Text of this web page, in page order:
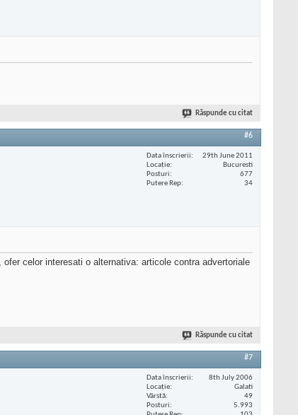
Răspunde cu citat
#6
Data înscrierii
29th June 2011
Locaţie
Bucuresti
Posturi
677
Putere Rep
34
celor interesati o alternativa: articole contra advertoriale
Răspunde cu citat
#7
Data înscrierii
8th July 2006
Locaţie
Galati
Vârstă
49
Posturi
5.993